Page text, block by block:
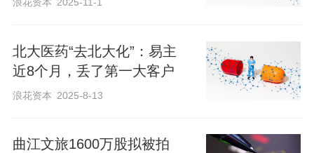
2025-11-1
​北大医药“去北大化”：易主
近8个月，丢了第一大客户
浪花资本 2025-8-13
曲江文旅1600万股拟被拍